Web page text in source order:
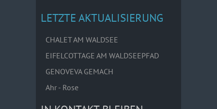
LETZTE AKTUALISIERUNG
CHALET AM WALDSEE
EIFELCOTTAGE AM WALDSEEPFAD
GENOVEVA GEMACH
Ahr - Rose